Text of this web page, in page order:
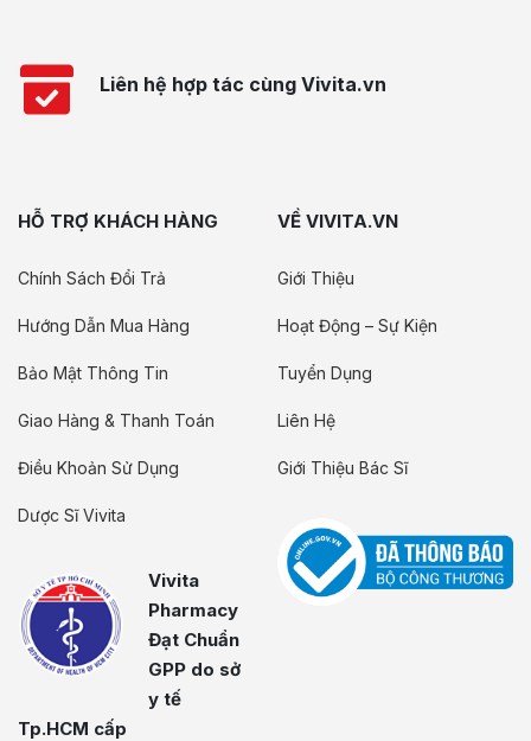
Liên hệ hợp tác cùng Vivita.vn
HỖ TRỢ KHÁCH HÀNG
Chính Sách Đổi Trả
Hướng Dẫn Mua Hàng
Bảo Mật Thông Tin
Giao Hàng & Thanh Toán
Điều Khoản Sử Dụng
Dược Sĩ Vivita
Vivita
Pharmacy
Đạt Chuẩn
GPP do sở
y tế
Tp.HCM cấp
VỀ VIVITA.VN
Giới Thiệu
Hoạt Động – Sự Kiện
Tuyển Dụng
Liên Hệ
Giới Thiệu Bác Sĩ